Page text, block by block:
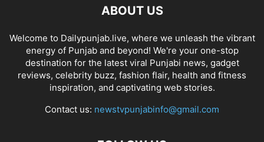
ABOUT US
Welcome to Dailypunjab.live, where we unleash the vibrant
energy of Punjab and beyond! We're your one-stop
destination for the latest viral Punjabi news, gadget
reviews, celebrity buzz, fashion flair, health and fitness
inspiration, and captivating web stories.
Contact us: newstvpunjabinfo@gmail.com